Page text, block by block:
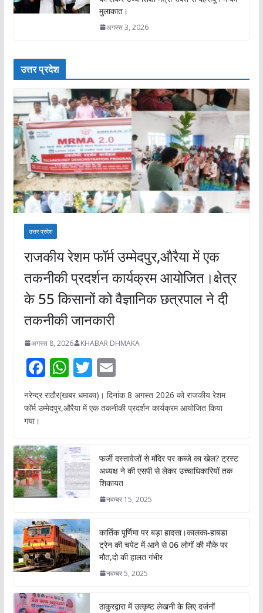
मुलाकात।
अगस्त 3, 2026
उत्तर प्रदेश
उत्तर प्रदेश
राजकीय रेशम फॉर्म उम्मेदपुर,औरैया में एक
तकनीकी प्रदर्शन कार्यक्रम आयोजित।क्षेत्र
के 55 किसानों को वैज्ञानिक छत्रपाल ने दी
तकनीकी जानकारी
अगस्त 8, 2026 KHABAR DHMAKA
F
ac
e
o
o
k
W
h
at
A
p
p
T
w
itt
E
m
ai
नरेन्द्र राठौर(खबर धमाका)। दिनांक 8 अगस्त 2026 को राजकीय रेशम
फॉर्म उम्मेदपुर,औरैया में एक तकनीकी प्रदर्शन कार्यक्रम आयोजित किया
गया।
फर्जी दस्तावेजों से मंदिर पर कब्जे का खेल? ट्रस्ट
अध्यक्ष ने की एसपी से लेकर उच्चाधिकारियों तक
शिकायत
नवम्बर 15, 2025
कार्तिक पूर्णिमा पर बड़ा हादसा।कालका-हाबडा
ट्रेन की चपेट में आने से 06 लोगों की मौके पर
मौत,दो की हालत गंभीर
नवम्बर 5, 2025
ठाकुरद्वारा में उत्कृष्ट लेखनी के लिए दर्जनों